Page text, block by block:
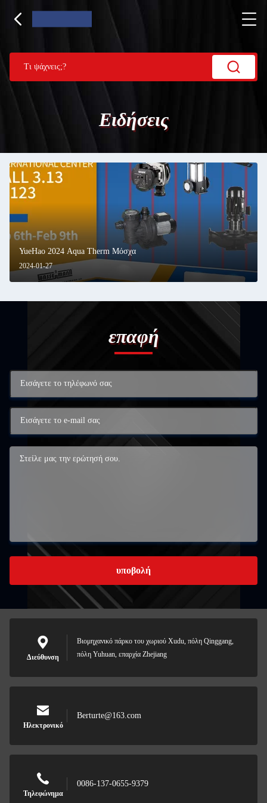
Ειδήσεις
2024-01-27
YueHao 2024 Aqua Therm Μόσχα
επαφή
υποβολή
Διεύθυνση
Βιομηχανικό πάρκο του χωριού Xudu, πόλη Qinggang,
πόλη Yuhuan, επαρχία Zhejiang
Ηλεκτρονικό
Berturte@163.com
Τηλεφώνημα
0086-137-0655-9379